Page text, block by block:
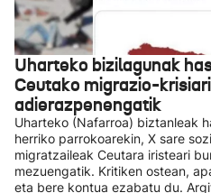
Uharteko bizilagunak
Ceutako migrazio-
adierazpenengatik
Uharteko (Nafarroa) biztanleak
herriko parrokoarekin, X sare
migratzaileak Ceutara iristeari
mezuengatik. Kritiken ostean,
eta bere kontua ezabatu du.